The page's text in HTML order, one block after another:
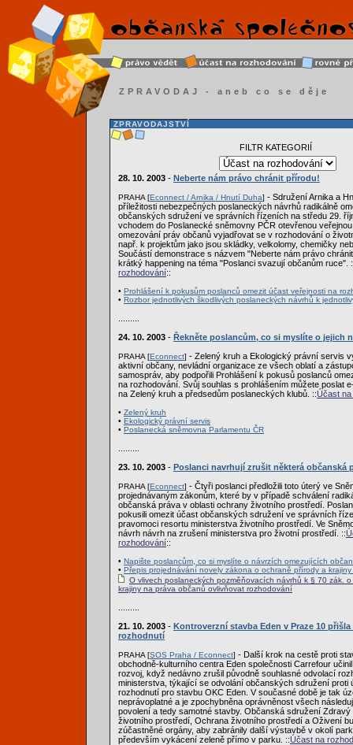
ZPRAVODAJ - aneb co se děje
ZPRAVODAJSTVÍ
FILTR KATEGORIÍ
28. 10. 2003 - Neberte nám právo chránit přírodu!
PRAHA [Econnect / Arnika / Hnutí Duha] - Sdružení Arnika a
příležitosti nebezpečných poslaneckých návrhů radikálně
občanských sdružení ve správních řízeních na středu 29.
vchodem do Poslanecké sněmovny PČR otevřenou
omezování práv občanů vyjadřovat se v rozhodování o
např. k projektům jako jsou skládky, velkolomy, chemičky
Součástí demonstrace s názvem "Neberte nám právo
krátký happening na téma "Poslanci svazují občanům ruce".
rozhodování::
• Prohlášení k pokusům poslanců omezit účast veřejnosti na
• Rozbor jednotlivých škodlivých poslaneckých návrhů k
24. 10. 2003 - Řekněte poslancům, co si myslíte o jejich
PRAHA [Econnect] - Zelený kruh a Ekologický právní servis
aktivní občany, nevládní organizace ze všech oblatí a
samospráv, aby podpořili Prohlášení k pokusů poslanců
na rozhodování. Svůj souhlas s prohlášením můžete poslat
na Zelený kruh a předsedům poslaneckých klubů. ::Účast
• Zelený kruh
• Ekologický právní servis
• Poslanecká sněmovna Parlamentu ČR
23. 10. 2003 - Poslanci navrhují zrušit některá občanská
PRAHA [Econnect] - Čtyři poslanci předložili toto úterý ve
projednávaným zákonům, které by v případě schválení
občanská práva v oblasti ochrany životního prostředí.
pokusili omezit účast občanských sdružení ve správních
pravomoci resortu ministerstva životního prostředí. Ve
návrh návrh na zrušení ministerstva pro životní prostředí. ::
rozhodování::
• Napište poslancům, co si myslíte o návrzích omezujících
• Přepis projednávání novely zákona o ochraně přírody a krajiny
O vlivech poslaneckých pozměňovacích návrhů k § 70 zák.
krajiny na práva občanů ovlivňovat rozhodování
21. 10. 2003 - Kontroverzní stavba Eden v Praze 10
rozhodnutí
PRAHA [SOS Praha / Econnect] - Další krok na cestě proti
obchodně-kulturního centra Eden společnosti Carrefour
rozvoj, když nedávno zrušil původně souhlasné odvolací
ministerstva, týkající se odvolání občanských sdružení proti
rozhodnutí pro stavbu OKC Eden. V současné době je tak
neprávoplatné a je zpochybněna oprávněnost všech
povolení a tedy samotné stavby. Občanská sdružení Zdravý
životního prostředí, Ochrana životního prostředí a Oživení
zúčastněné orgány, aby zabránily další výstavbě v okolí
především vykácení zeleně přímo v parku. ::Účast na